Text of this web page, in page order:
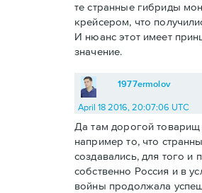
те странные гибриды
крейсером, что
И нюанс этот имеет
значение.
1977ermolov
April 18 2016, 20:07:06 UTC
Да там дорогой
например то, что
создавались, для того и
собственно Россия и в
войны продолжала